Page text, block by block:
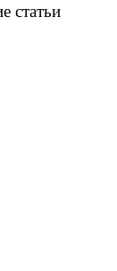
статьи